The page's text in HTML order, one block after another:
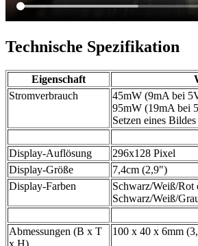
Technische Spezifikation
Eigenschaft
Stromverbrauch
45mW (9mA bei
95mW (19mA bei
Setzen eines Bildes
Display-Auflösung
296x128 Pixel
Display-Größe
7,4cm (2,9")
Display-Farben
Schwarz/Weiß/Rot
Schwarz/Weiß/
Abmessungen (B x T
x H)
100 x 40 x 6mm